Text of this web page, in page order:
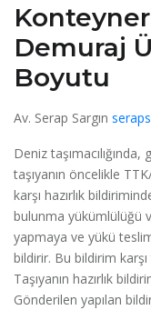
Demuraj
Boyutu
Av. Serap Sargın
Deniz
taşıyanın öncelikle
karşı hazırlık
bulunma yükümlülüğü
yapmaya ve yükü
bildirir. Bu bildirim
Taşıyanın hazırlık
Gönderilen yapılan